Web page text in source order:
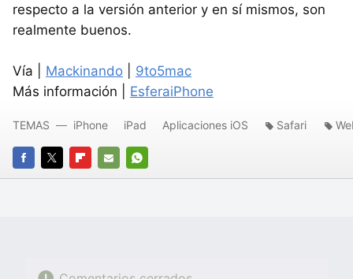
respecto a la versión anterior y en sí mismos, son
realmente buenos.
Vía | Mackinando
9to5mac
Más información | EsferaiPhone
FACEBOOK
TWITTERFLIPBOARD
E-
WHATSAPP
TEMAS iPhone iPad Aplicaciones iOS Safari